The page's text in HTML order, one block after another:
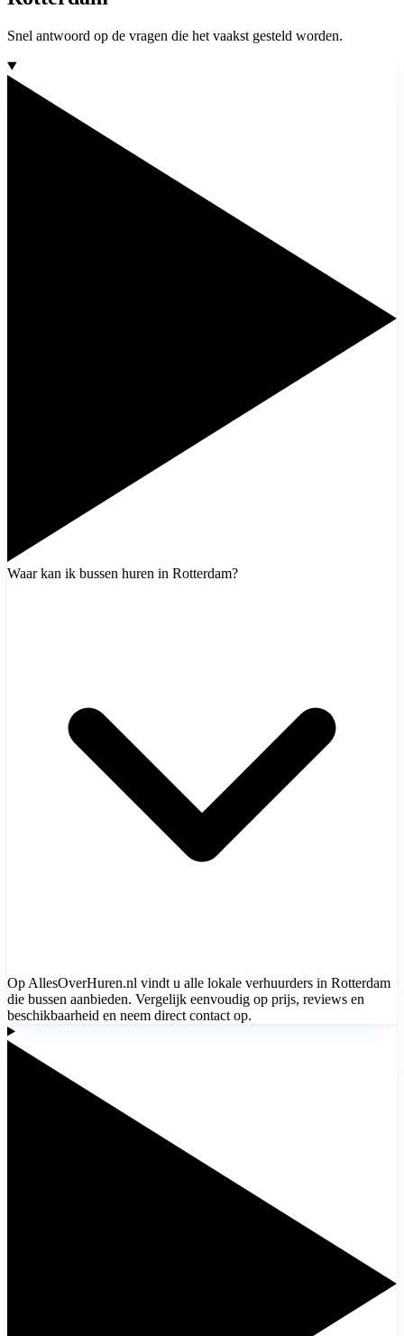
Snel antwoord op de vragen die het vaakst gesteld worden.
Waar kan ik bussen huren in Rotterdam?
Op AllesOverHuren.nl vindt u alle lokale verhuurders in Rotterdam
die bussen aanbieden. Vergelijk eenvoudig op prijs, reviews en
beschikbaarheid en neem direct contact op.